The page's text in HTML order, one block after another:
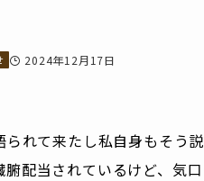
2024年12月17日
られて来たし私自身もそう説
配当されているけど、気口